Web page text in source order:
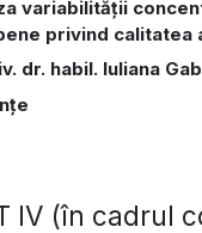
variabilităţii
privind calitatea
dr. habil. Iuliana
IV (în